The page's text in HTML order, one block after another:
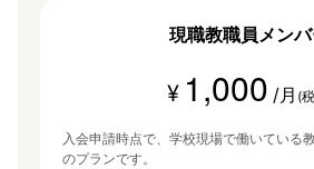
現職教職員メン
¥ 1,000 /月 (
入会申請時点で、学校現場で働いている
のプランです。